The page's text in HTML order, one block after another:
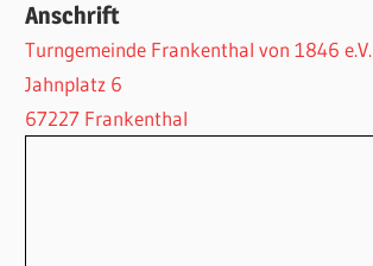
Anschrift
Turngemeinde Frankenthal von 1846 e.V.
Jahnplatz 6
67227 Frankenthal